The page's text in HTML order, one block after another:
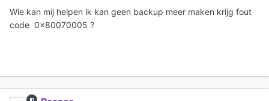
Wie kan mij helpen ik kan geen backup meer maken krijg fout
code 0x80070005 ?